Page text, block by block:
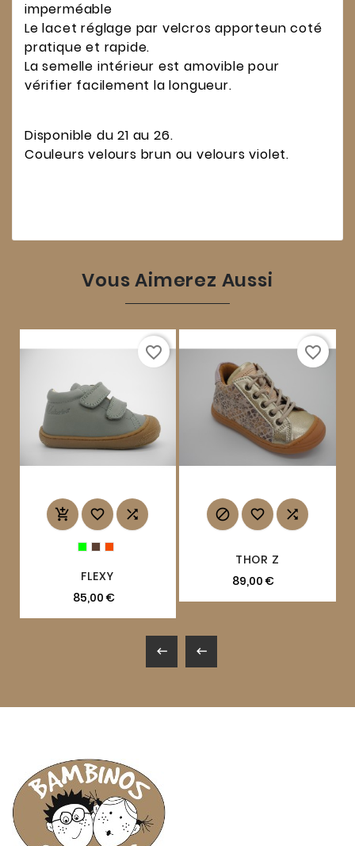
imperméable
Le lacet réglage par velcros apporteun coté
pratique et rapide.
La semelle intérieur est amovible pour
vérifier facilement la longueur.
Disponible du 21 au 26.
Couleurs velours brun ou velours violet.
Vous Aimerez Aussi
  
FLEXY
85,00 €
favorite_border
  
THOR Z
89,00 €
favorite_border
 